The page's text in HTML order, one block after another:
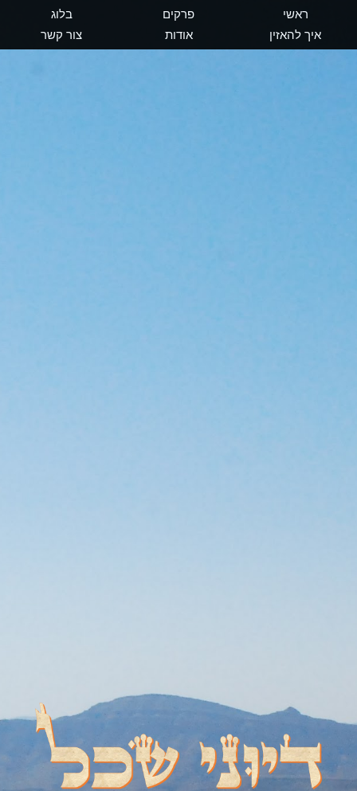
ראשי פרקים
בלוג
איך להאזין
אודות צור קשר
דיוני שכל